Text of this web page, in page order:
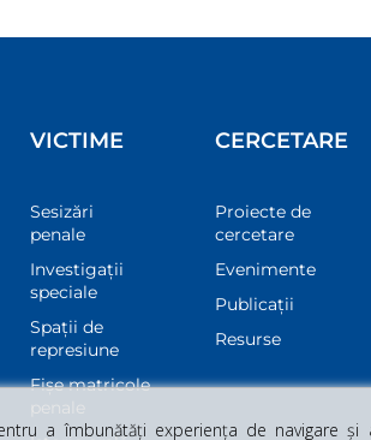
VICTIME
Sesizări
penale
Investigații
speciale
Spații de
represiune
Fișe matricole
penale
CERCETARE
Proiecte de
cercetare
Evenimente
Publicații
Resurse
a îmbunătăți experiența de navigare și